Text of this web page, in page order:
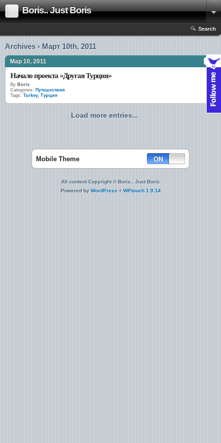
Boris.. Just Boris
Search
Archives › Март 10th, 2011
Мар 10, 2011
Начало проекта «Другая Турция»
By Boris
Categories: Путешествия
Tags: Turkey, Турция
Load more entries...
Mobile Theme
All content Copyright © Boris.. Just Boris
Powered by WordPress + WPtouch 1.9.14